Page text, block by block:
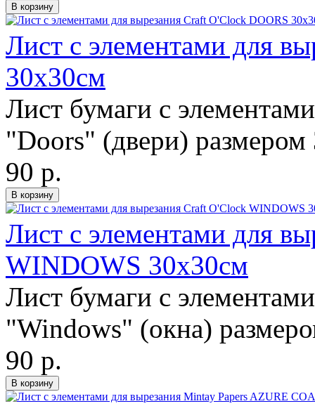
Лист с элементами для
30х30см
Лист бумаги с
"Doors" (двери)
90 р.
Лист с элементами для
WINDOWS 30х30см
Лист бумаги с
"Windows" (окна)
90 р.